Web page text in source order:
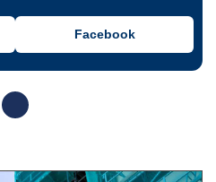
Facebook